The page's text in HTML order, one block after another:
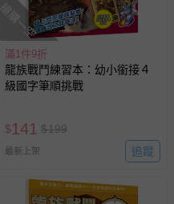
搶購一空
滿1件9折
龍族戰鬥練習本：幼小銜接４
級國字筆順挑戰
$141 $199
最新上架 追蹤